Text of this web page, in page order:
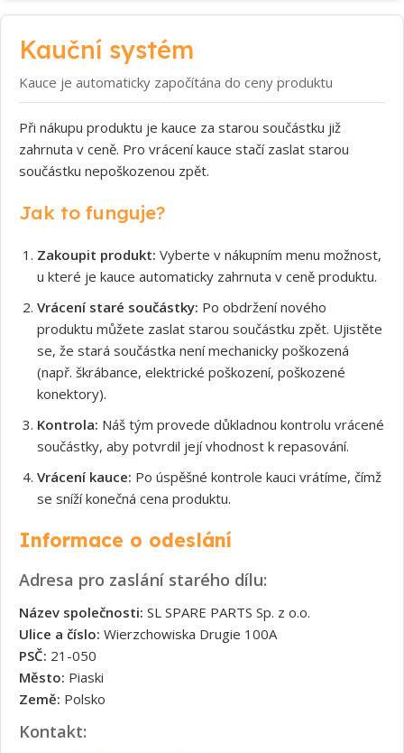
Kauční systém
Kauce je automaticky započítána do ceny produktu
Při nákupu produktu je kauce za starou součástku již
zahrnuta v ceně. Pro vrácení kauce stačí zaslat starou
součástku nepoškozenou zpět.
Jak to funguje?
Zakoupit produkt: Vyberte v nákupním menu možnost,
u které je kauce automaticky zahrnuta v ceně produktu.
Vrácení staré součástky: Po obdržení nového
produktu můžete zaslat starou součástku zpět. Ujistěte
se, že stará součástka není mechanicky poškozená
(např. škrábance, elektrické poškození, poškozené
konektory).
Kontrola: Náš tým provede důkladnou kontrolu vrácené
součástky, aby potvrdil její vhodnost k repasování.
Vrácení kauce: Po úspěšné kontrole kauci vrátíme, čímž
se sníží konečná cena produktu.
Informace o odeslání
Adresa pro zaslání starého dílu:
Název společnosti: SL SPARE PARTS Sp. z o.o.
Ulice a číslo: Wierzchowiska Drugie 100A
PSČ: 21-050
Město: Piaski
Země: Polsko
Kontakt: